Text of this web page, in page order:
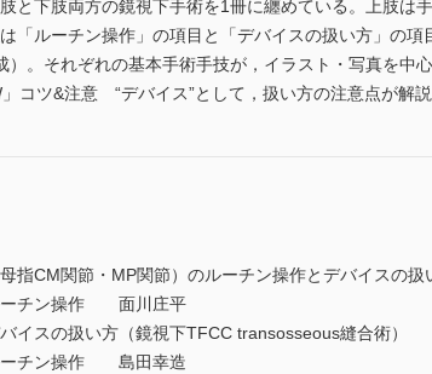
と下肢両方の鏡視下手術を1冊に纏めている。上肢
「ルーチン操作」の項目と「デバイスの扱い方」の
）。それぞれの基本手術手技が，イラスト・写真を中
」コツ&注意 “デバイス”として，扱い方の注意点が解
指CM関節・MP関節）のルーチン操作とデバイス
ーチン操作 面川庄平
イスの扱い方（鏡視下TFCC transosseous縫合術
ーチン操作 島田幸造